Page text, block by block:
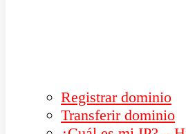
Registrar dominio
Transferir dominio